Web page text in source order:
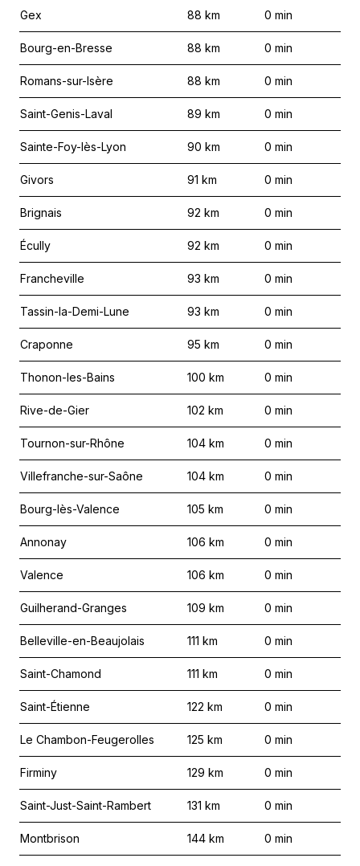
Gex 88 km 0 min
Bourg-en-Bresse 88 km 0 min
Romans-sur-Isère 88 km 0 min
Saint-Genis-Laval 89 km 0 min
Sainte-Foy-lès-Lyon 90 km 0 min
Givors 91 km 0 min
Brignais 92 km 0 min
Écully 92 km 0 min
Francheville 93 km 0 min
Tassin-la-Demi-Lune 93 km 0 min
Craponne 95 km 0 min
Thonon-les-Bains 100 km 0 min
Rive-de-Gier 102 km 0 min
Tournon-sur-Rhône 104 km 0 min
Villefranche-sur-Saône 104 km 0 min
Bourg-lès-Valence 105 km 0 min
Annonay 106 km 0 min
Valence 106 km 0 min
Guilherand-Granges 109 km 0 min
Belleville-en-Beaujolais 111 km 0 min
Saint-Chamond 111 km 0 min
Saint-Étienne 122 km 0 min
Le Chambon-Feugerolles 125 km 0 min
Firminy 129 km 0 min
Saint-Just-Saint-Rambert 131 km 0 min
Montbrison 144 km 0 min